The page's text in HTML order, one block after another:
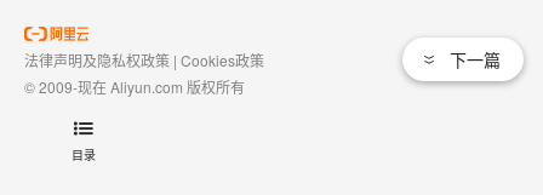
目录
下一篇
法律声明及隐私权政策 | Cookies政策
© 2009-现在 Aliyun.com 版权所有
域名注册服务机构许可：